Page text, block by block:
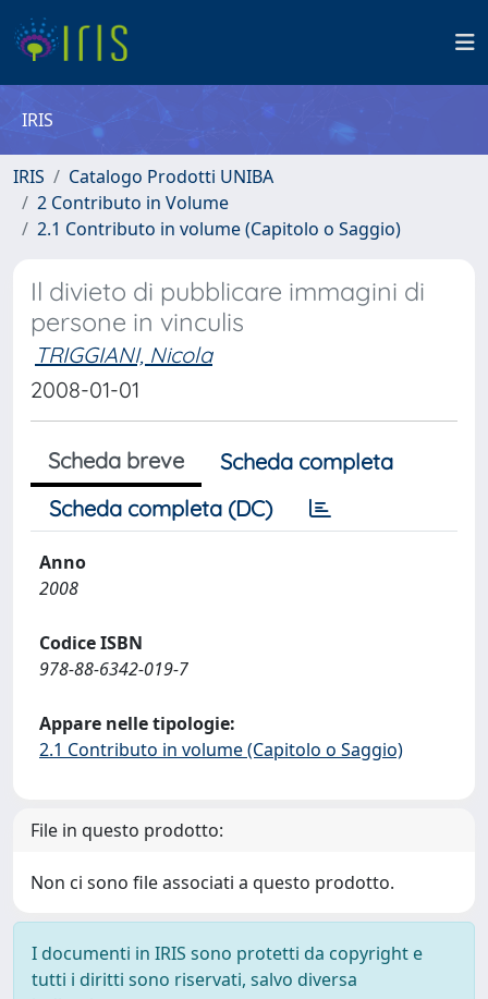
IRIS
IRIS
Catalogo Prodotti UNIBA
2 Contributo in Volume
2.1 Contributo in volume (Capitolo o Saggio)
Il divieto di pubblicare immagini di
persone in vinculis
TRIGGIANI, Nicola
2008-01-01
Scheda breve
Scheda completa
Scheda completa (DC)
Anno
2008
Codice ISBN
978-88-6342-019-7
Appare nelle tipologie:
2.1 Contributo in volume (Capitolo o Saggio)
File in questo prodotto:
Non ci sono file associati a questo prodotto.
I documenti in IRIS sono protetti da copyright e
tutti i diritti sono riservati, salvo diversa